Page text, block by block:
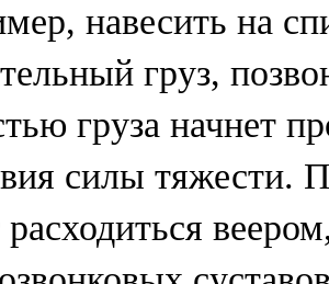
навесить на
груз,
груза начнет
силы тяжести.
расходиться